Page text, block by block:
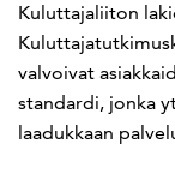
Kuluttajaliiton
valvoivat
standardi, jonka
laadukkaan